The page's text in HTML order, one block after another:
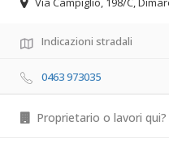
Indicazioni stradali
0463 973035
Proprietario o lavori qui?